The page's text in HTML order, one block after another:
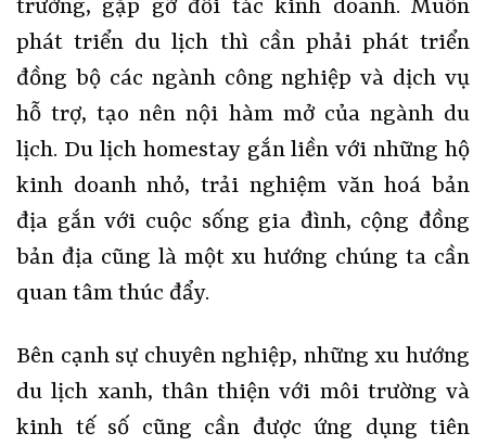
trường, gặp gỡ đối tác kinh doanh. Muốn
phát triển du lịch thì cần phải phát triển
đồng bộ các ngành công nghiệp và dịch vụ
hỗ trợ, tạo nên nội hàm mở của ngành du
lịch. Du lịch homestay gắn liền với những hộ
kinh doanh nhỏ, trải nghiệm văn hoá bản
địa gắn với cuộc sống gia đình, cộng đồng
bản địa cũng là một xu hướng chúng ta cần
quan tâm thúc đẩy.
Bên cạnh sự chuyên nghiệp, những xu hướng
du lịch xanh, thân thiện với môi trường và
kinh tế số cũng cần được ứng dụng tiên